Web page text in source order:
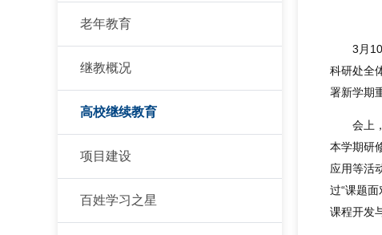
老年教育
继教概况
高校继续教育
项目建设
百姓学习之星
3月
科研处全
署新学期
会上
本学期研
应用等活
过“课题
课程开发